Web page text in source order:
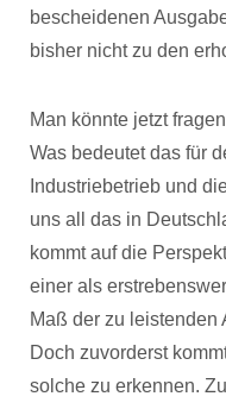
bescheidenen
bisher nicht zu den
Man könnte jetzt
Was bedeutet das für
Industriebetrieb und
uns all das in
kommt auf die
einer als
Maß der zu leistenden
Doch zuvorderst
solche zu erkennen.